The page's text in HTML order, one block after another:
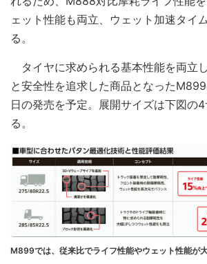
ェット性能も両立、ウェット加速タイ
る。
タイヤに求められる基本性能を両立
と安全性を追求した商品となった
日の発売を予定。展開サイズは下図の
る。
M899では、従来比でライフ性能やウェット性能が